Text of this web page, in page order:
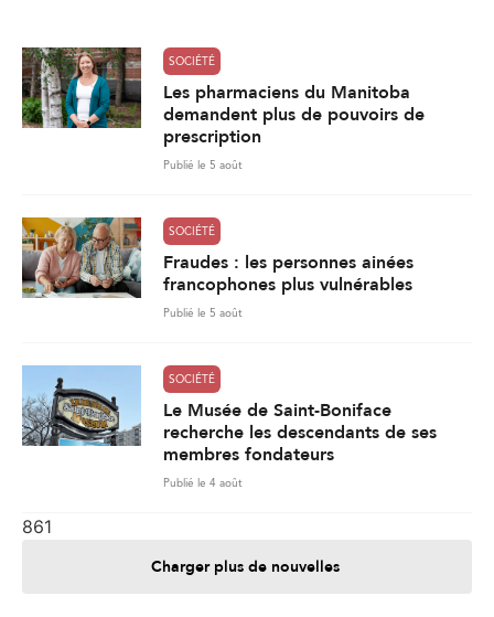
SOCIÉTÉ
Les pharmaciens du Manitoba
demandent plus de pouvoirs de
prescription
Publié le 5 août
SOCIÉTÉ
Fraudes : les personnes ainées
francophones plus vulnérables
Publié le 5 août
SOCIÉTÉ
Le Musée de Saint-Boniface
recherche les descendants de ses
membres fondateurs
Publié le 4 août
861
Charger plus de nouvelles